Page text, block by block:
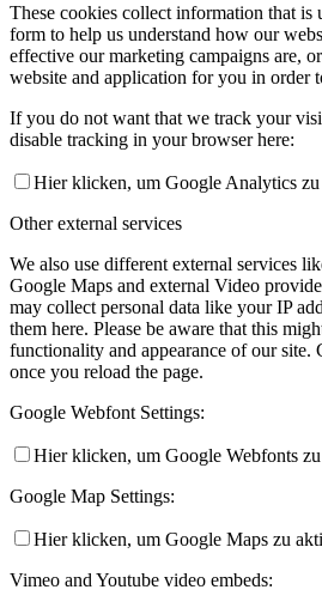
These cookies collect information that is
form to help us understand how our
effective our marketing campaigns are,
website and application for you in order
If you do not want that we track your
disable tracking in your browser here:
Hier klicken, um Google Analytics
Other external services
We also use different external services
Google Maps and external Video
may collect personal data like your IP
them here. Please be aware that this
functionality and appearance of our site.
once you reload the page.
Google Webfont Settings:
Hier klicken, um Google Webfonts
Google Map Settings:
Hier klicken, um Google Maps zu
Vimeo and Youtube video embeds: